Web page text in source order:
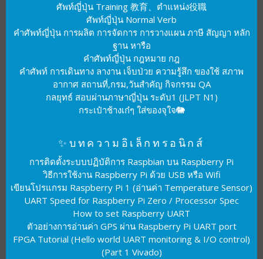
ศัพท์ญี่ปุ่น Training 教育、ตำแหน่ง役職
ศัพท์ญี่ปุ่น Normal Verb
คำศัพท์ญี่ปุ่น การผลิต การจัดการ การวางแผน ภาษี สัญญา หลัก
ฐาน หารือ
คำศัพท์ญี่ปุ่น กฎหมาย กฎ
คำศัพท์ การเดินทาง ลางาน เจ็บป่วย ความรู้สึก ของใช้ สภาพ
อากาศ สถานที่,กรม,วันสำคัญ กิจกรรม QA
กลยุทธ์ สอบผ่านภาษาญี่ปุ่น ระดับ1 (JLPT N1)
กระเป๋าช้างเก๋ๆ ใส่ของจุใจ🐘
✨บทความอิเล็กทรอนิกส์
การติดตั้งระบบปฏิบัติการ Raspbian บน Raspberry Pi
วิธีการใช้งาน Raspberry Pi ด้วย USB หรือ Wifi
เขียนโปรแกรม Raspberry Pi 1 (อ่านค่า Temperature Sensor)
UART Speed for Raspberry Pi Zero / Processor Spec
How to set Raspberry UART
ตัวอย่างการอ่านค่า GPS ผ่าน Raspberry Pi UART port
FPGA Tutorial (Hello world UART monitoring & I/O control)
(Part 1 Vivado)